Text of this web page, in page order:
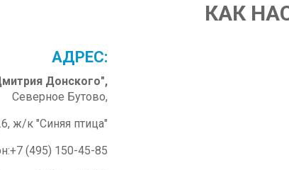
КАК
АДРЕС:
Донского",
Северное Бутово,
ж/к "Синяя птица"
(495) 150-45-85